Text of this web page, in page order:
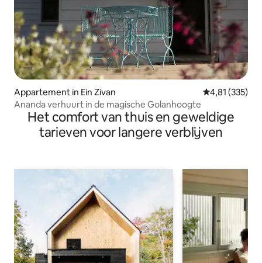
Appartement in Ein Zivan Gemiddelde
4,81 (335)
Ananda verhuurt in de magische Golanhoogte
Het comfort van thuis en geweldige
tarieven voor langere verblijven